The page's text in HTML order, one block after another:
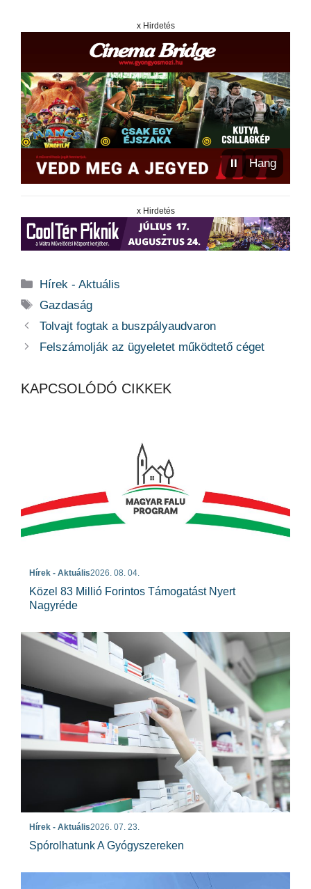
x Hirdetés
⏸ Hang
x Hirdetés
Kategória
Hírek - Aktuális
Címkék
Gazdaság
Tolvajt fogtak a buszpályaudvaron
Felszámolják az ügyeletet működtető céget
KAPCSOLÓDÓ CIKKEK
Hírek - Aktuális2026. 08. 04.
Közel 83 Millió Forintos Támogatást Nyert
Nagyréde
Hírek - Aktuális2026. 07. 23.
Spórolhatunk A Gyógyszereken